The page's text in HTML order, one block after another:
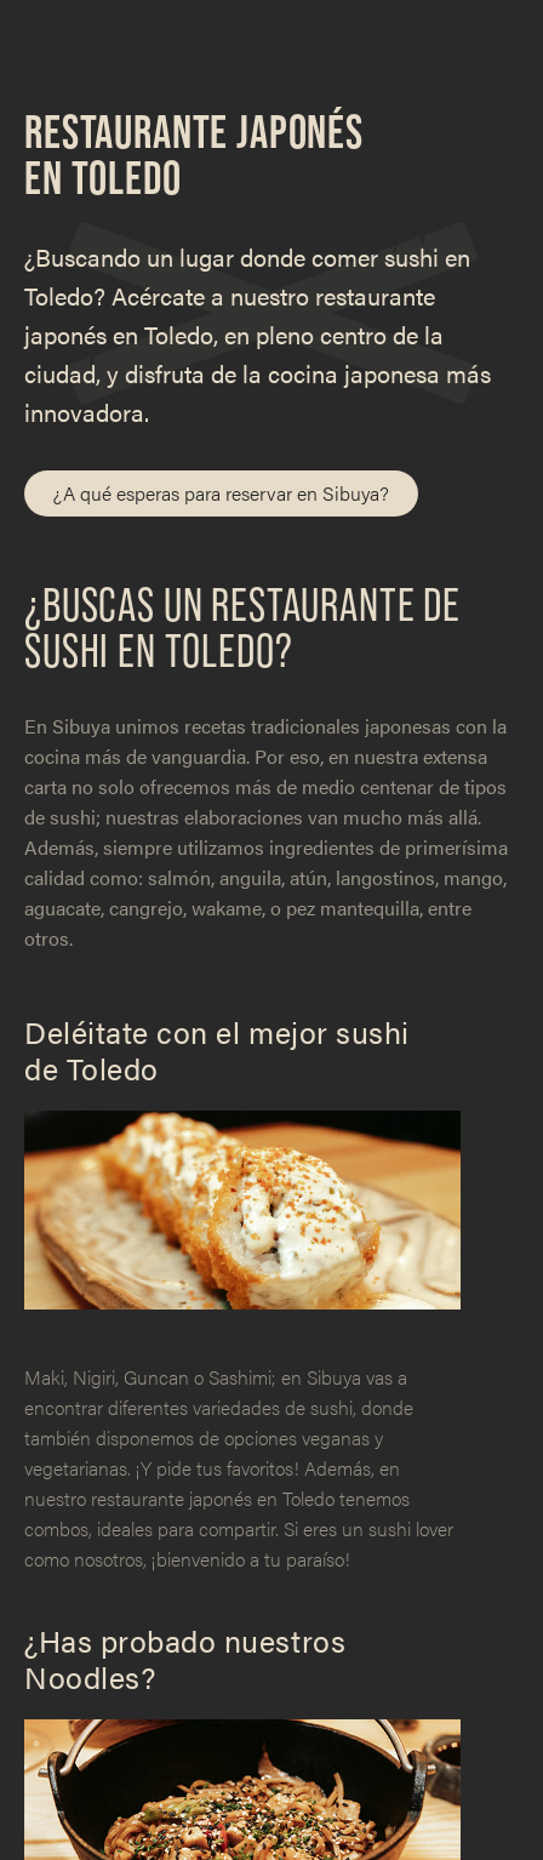
RESTAURANTE JAPONÉS
EN TOLEDO
¿Buscando un lugar donde comer sushi en
Toledo? Acércate a nuestro restaurante
japonés en Toledo, en pleno centro de la
ciudad, y disfruta de la cocina japonesa más
innovadora.
¿A qué esperas para reservar en Sibuya?
¿BUSCAS UN RESTAURANTE DE
SUSHI EN TOLEDO?
En Sibuya unimos recetas tradicionales japonesas con la
cocina más de vanguardia. Por eso, en nuestra extensa
carta no solo ofrecemos más de medio centenar de tipos
de sushi; nuestras elaboraciones van mucho más allá.
Además, siempre utilizamos ingredientes de primerísima
calidad como: salmón, anguila, atún, langostinos, mango,
aguacate, cangrejo, wakame, o pez mantequilla, entre
otros.
Deléitate con el mejor sushi
de Toledo
Maki, Nigiri, Guncan o Sashimi; en Sibuya vas a
encontrar diferentes variedades de sushi, donde
también disponemos de opciones veganas y
vegetarianas. ¡Y pide tus favoritos! Además, en
nuestro restaurante japonés en Toledo tenemos
combos, ideales para compartir. Si eres un sushi lover
como nosotros, ¡bienvenido a tu paraíso!
¿Has probado nuestros
Noodles?